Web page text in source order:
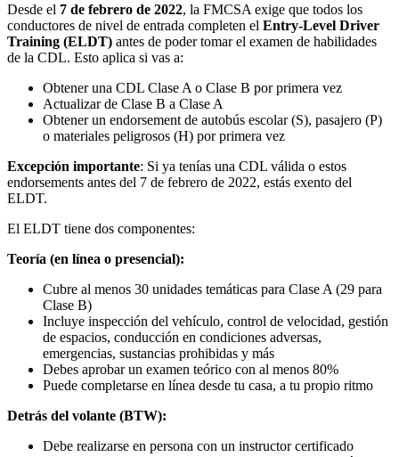
Desde el 7 de febrero de 2022, la FMCSA exige que todos los
conductores de nivel de entrada completen el Entry-Level Driver
Training (ELDT) antes de poder tomar el examen de habilidades
de la CDL. Esto aplica si vas a:
Obtener una CDL Clase A o Clase B por primera vez
Actualizar de Clase B a Clase A
Obtener un endorsement de autobús escolar (S), pasajero (P)
o materiales peligrosos (H) por primera vez
Excepción importante: Si ya tenías una CDL válida o estos
endorsements antes del 7 de febrero de 2022, estás exento del
ELDT.
El ELDT tiene dos componentes:
Teoría (en línea o presencial):
Cubre al menos 30 unidades temáticas para Clase A (29 para
Clase B)
Incluye inspección del vehículo, control de velocidad, gestión
de espacios, conducción en condiciones adversas,
emergencias, sustancias prohibidas y más
Debes aprobar un examen teórico con al menos 80%
Puede completarse en línea desde tu casa, a tu propio ritmo
Detrás del volante (BTW):
Debe realizarse en persona con un instructor certificado